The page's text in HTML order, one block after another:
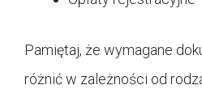
Pamiętaj, że wymagane
różnić w zależności od